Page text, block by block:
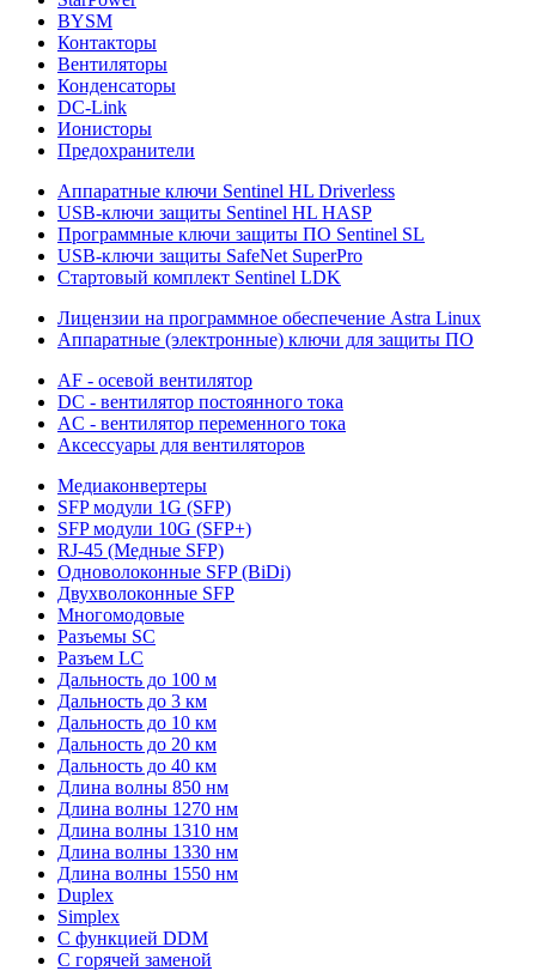
BYSM
Контакторы
Вентиляторы
Конденсаторы
DC-Link
Ионисторы
Предохранители
Аппаратные ключи Sentinel HL Driverless
USB-ключи защиты Sentinel HL HASP
Программные ключи защиты ПО Sentinel SL
USB-ключи защиты SafeNet SuperPro
Стартовый комплект Sentinel LDK
Лицензии на программное обеспечение Astra Linux
Аппаратные (электронные) ключи для защиты ПО
AF - осевой вентилятор
DC - вентилятор постоянного тока
AC - вентилятор переменного тока
Аксессуары для вентиляторов
Медиаконвертеры
SFP модули 1G (SFP)
SFP модули 10G (SFP+)
RJ-45 (Медные SFP)
Одноволоконные SFP (BiDi)
Двухволоконные SFP
Многомодовые
Разъемы SC
Разъем LC
Дальность до 100 м
Дальность до 3 км
Дальность до 10 км
Дальность до 20 км
Дальность до 40 км
Длина волны 850 нм
Длина волны 1270 нм
Длина волны 1310 нм
Длина волны 1330 нм
Длина волны 1550 нм
Duplex
Simplex
С функцией DDM
С горячей заменой